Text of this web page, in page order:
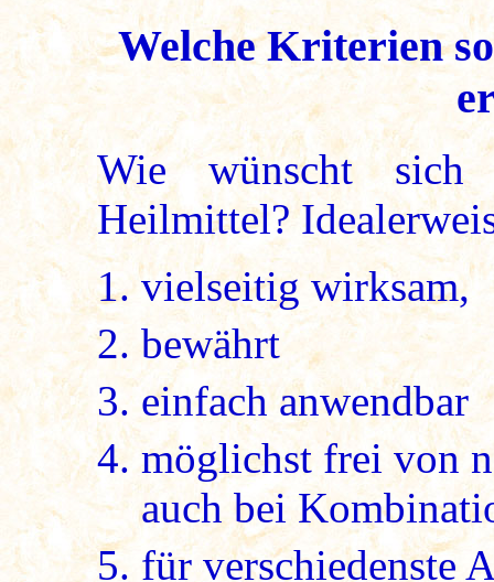
Welche Kriterien
Wie wünscht
Heilmittel?
vielseitig wirksam,
bewährt
einfach anwendbar
möglichst frei von
auch bei
für verschiedenste